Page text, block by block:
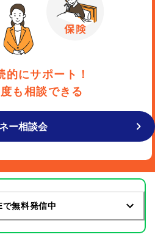
的にサポート！
も相談できる
ー相談会
無料発信中